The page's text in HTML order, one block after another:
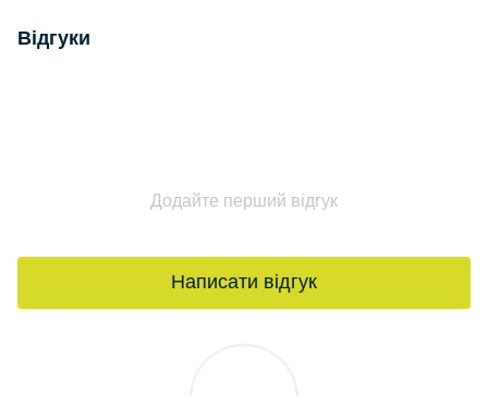
Відгуки
Додайте перший відгук
Написати відгук